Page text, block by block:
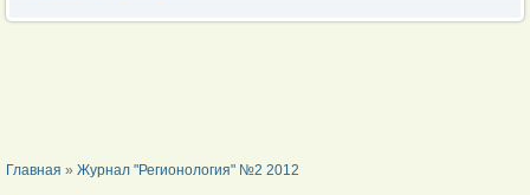
ВЫ ЗДЕСЬ
Главная » Журнал "Регионология" №2 2012